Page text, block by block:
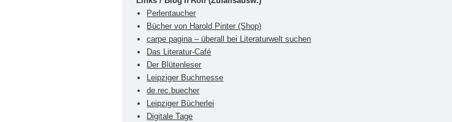
Perlentaucher
Bücher von Harold Pinter (Shop)
carpe pagina – überall bei Literaturwelt suchen
Das Literatur-Café
Der Blütenleser
Leipziger Buchmesse
de.rec.buecher
Leipziger Bücherlei
Digitale Tage